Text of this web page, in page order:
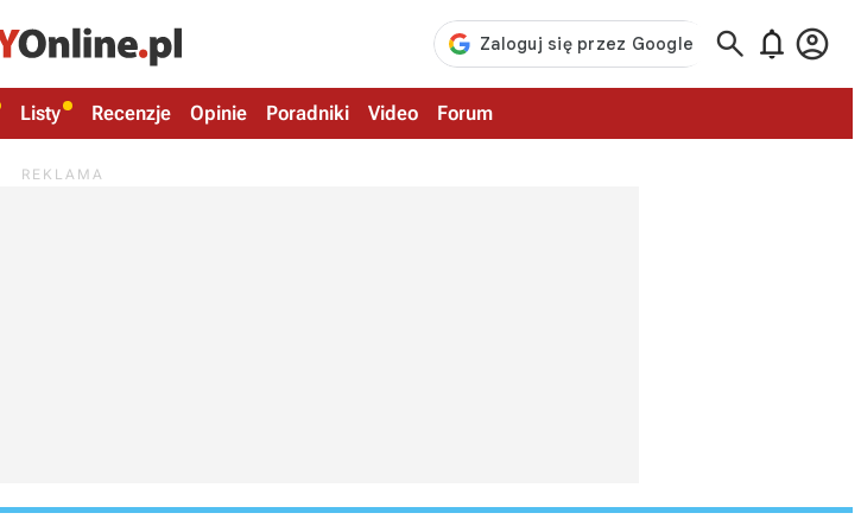
  
Listy Recenzje Opinie Poradniki Video Forum